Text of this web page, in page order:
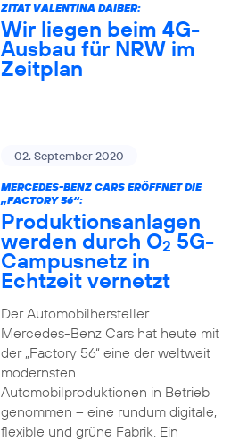
ZITAT VALENTINA DAIBER:
Wir liegen beim 4G-
Ausbau für NRW im
Zeitplan
02. September 2020
MERCEDES-BENZ CARS ERÖFFNET DIE
„FACTORY 56“:
Produktionsanlagen
werden durch O25G-
Campusnetz in
Echtzeit vernetzt
Der Automobilhersteller
Mercedes-Benz Cars hat heute mit
der „Factory 56“ eine der weltweit
modernsten
Automobilproduktionen in Betrieb
genommen – eine rundum digitale,
flexible und grüne Fabrik. Ein